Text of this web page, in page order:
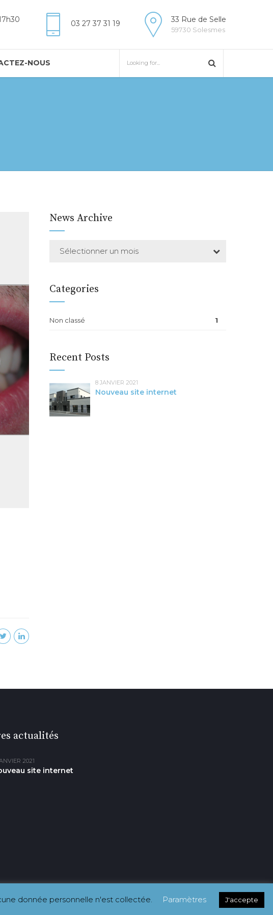
03 27 37 31 19 33 Rue de Selle
59730 Solesmes
NOUS
News Archive
Sélectionner un mois
Categories
Non classé 1
Recent Posts
8 JANVIER 2021
Nouveau site internet
actualités
2021
site internet
donnée personnelle n'est collectée. Paramètres J'accepte